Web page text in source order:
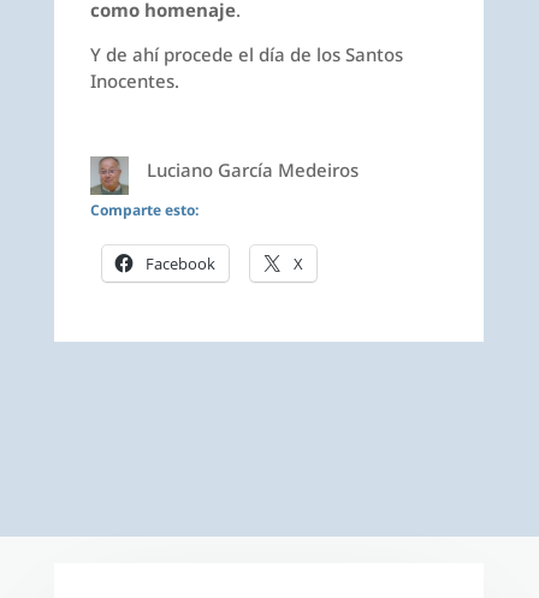
como homenaje.
Y de ahí procede el día de los Santos
Inocentes.
Luciano García Medeiros
Comparte esto:
Facebook X